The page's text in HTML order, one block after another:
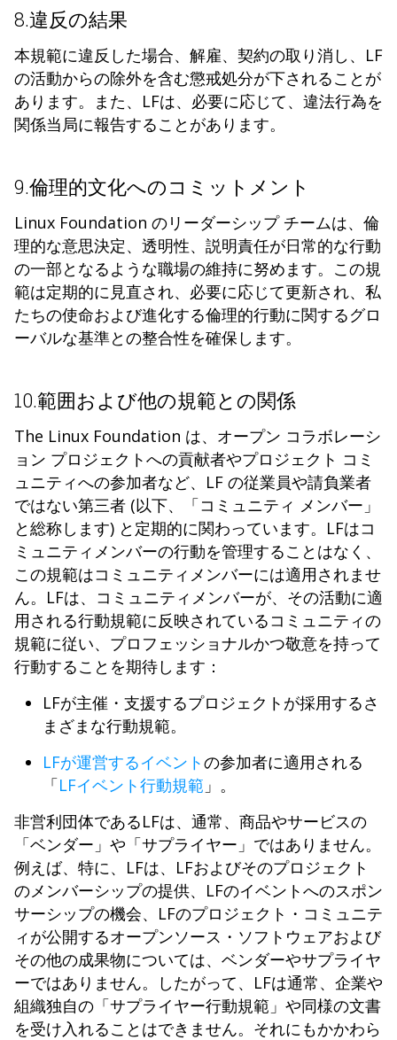
8.違反の結果
本規範に違反した場合、解雇、契約の取り消し、LF
の活動からの除外を含む懲戒処分が下されることが
あります。また、LFは、必要に応じて、違法行為を
関係当局に報告することがあります。
9.倫理的文化へのコミットメント
Linux Foundation のリーダーシップ チームは、倫
理的な意思決定、透明性、説明責任が日常的な行動
の一部となるような職場の維持に努めます。この規
範は定期的に見直され、必要に応じて更新され、私
たちの使命および進化する倫理的行動に関するグロ
ーバルな基準との整合性を確保します。
10.範囲および他の規範との関係
The Linux Foundation は、オープン コラボレーシ
ョン プロジェクトへの貢献者やプロジェクト コミ
ュニティへの参加者など、LF の従業員や請負業者
ではない第三者 (以下、「コミュニティ メンバー」
と総称します) と定期的に関わっています。LFはコ
ミュニティメンバーの行動を管理することはなく、
この規範はコミュニティメンバーには適用されませ
ん。LFは、コミュニティメンバーが、その活動に適
用される行動規範に反映されているコミュニティの
規範に従い、プロフェッショナルかつ敬意を持って
行動することを期待します：
LFが主催・支援するプロジェクトが採用するさ
まざまな行動規範。
LFが運営するイベントの参加者に適用される
「LFイベント行動規範 」。
非営利団体であるLFは、通常、商品やサービスの
「ベンダー」や「サプライヤー」ではありません。
例えば、特に、LFは、LFおよびそのプロジェクト
のメンバーシップの提供、LFのイベントへのスポン
サーシップの機会、LFのプロジェクト・コミュニテ
ィが公開するオープンソース・ソフトウェアおよび
その他の成果物については、ベンダーやサプライヤ
ーではありません。したがって、LFは通常、企業や
組織独自の「サプライヤー行動規範」や同様の文書
を受け入れることはできません。それにもかかわら